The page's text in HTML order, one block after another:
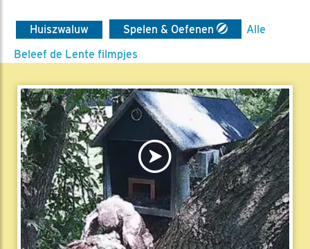
Huiszwaluw Spelen & Oefenen
Alle
Beleef de Lente filmpjes